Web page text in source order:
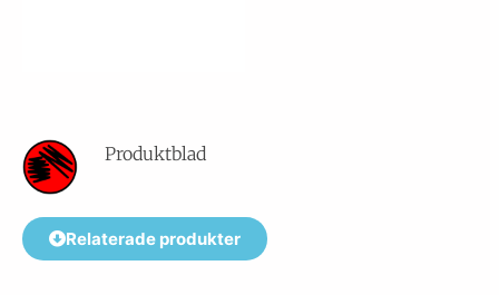
Produktblad
Relaterade produkter